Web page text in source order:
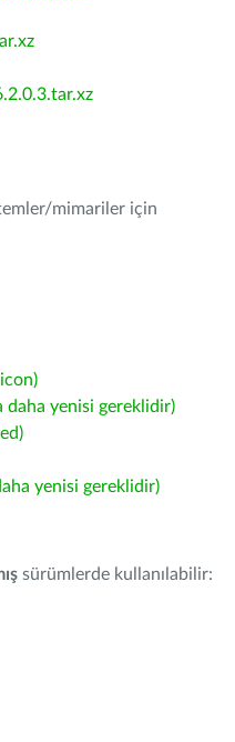
mimariler için
daha yenisi gereklidir)
yenisi gereklidir)
sürümlerde kullanılabilir: